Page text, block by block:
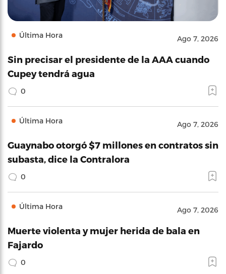
Última Hora Ago 7, 2026
Sin precisar el presidente de la AAA cuando
Cupey tendrá agua
0
Última Hora Ago 7, 2026
Guaynabo otorgó $7 millones en contratos sin
subasta, dice la Contralora
0
Última Hora Ago 7, 2026
Muerte violenta y mujer herida de bala en
Fajardo
0